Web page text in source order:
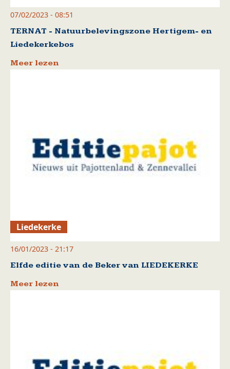
07/02/2023 - 08:51
TERNAT - Natuurbelevingszone Hertigem- en
Liedekerkebos
Meer lezen
Liedekerke
16/01/2023 - 21:17
Elfde editie van de Beker van LIEDEKERKE
Meer lezen